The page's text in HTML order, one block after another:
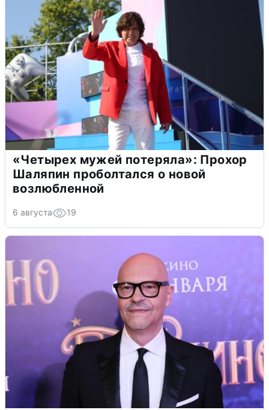
«Четырех мужей потеряла»: Прохор
Шаляпин проболтался о новой
возлюбленной
6 августа 19